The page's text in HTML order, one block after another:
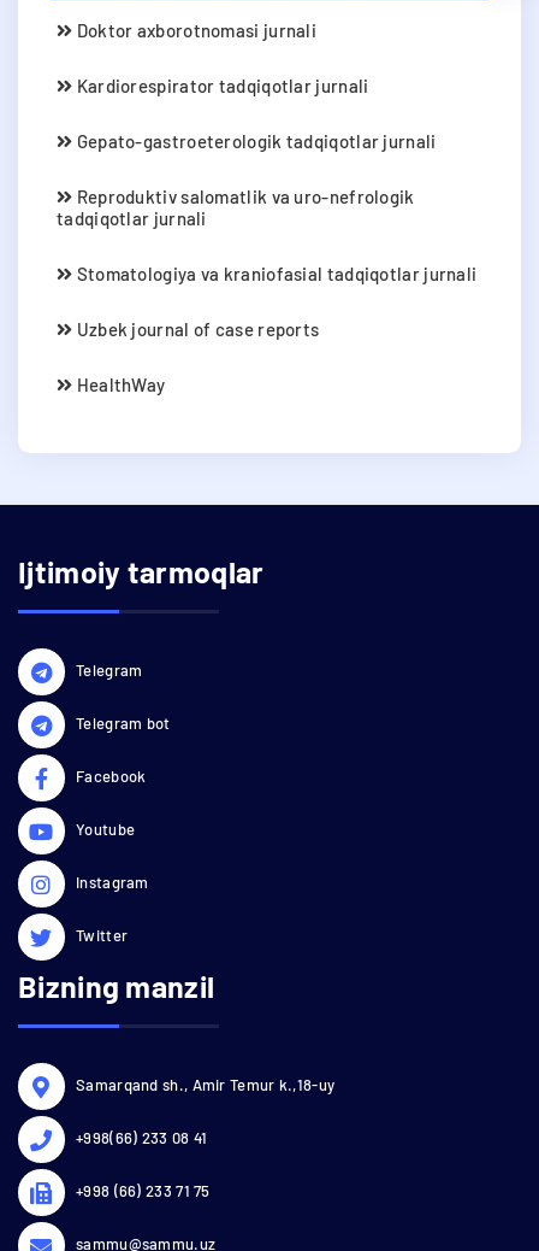
Doktor axborotnomasi jurnali
Kardiorespirator tadqiqotlar jurnali
Gepato-gastroeterologik tadqiqotlar jurnali
Reproduktiv salomatlik va uro-nefrologik
tadqiqotlar jurnali
Stomatologiya va kraniofasial tadqiqotlar jurnali
Uzbek journal of case reports
HealthWay
Ijtimoiy tarmoqlar
Telegram
Telegram bot
Facebook
Youtube
Instagram
Twitter
Bizning manzil
Samarqand sh., Amir Temur k.,18-uy
+998(66) 233 08 41
+998 (66) 233 71 75
sammu@sammu.uz